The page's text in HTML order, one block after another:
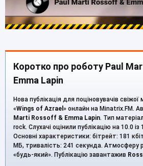
Коротко про роботу Paul
Emma Lapin
Нова публікація для поціновувачів
«Wings of Azrael » онлайн на Minatrix.FM.
Marti Rossoff & Emma Lapin. Тип
rock. Слухачі оцінили публікацію на 10.0 із
Основні характеристики: бітрейт: 181
МБ, тривалість: 241 секунда. Атмосферу
«будь-який». Публікацію завантажив